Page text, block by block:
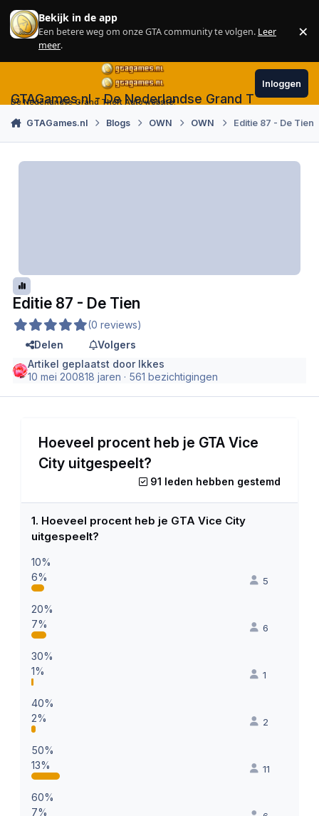
Skip to content
Bekijk in de app
Een betere weg om onze GTA community te volgen. Leer
meer.
×
GTAGames.nl - De Nederlandse Grand Theft Auto
De Nederlandse Grand Theft Auto website!
Inloggen
GTAGames.nl Blogs OWN OWN Editie 87 - De Tien
Editie 87 - De Tien
(0 reviews)
Delen
Volgers
Artikel geplaatst door Ikkes
10 mei 200818 jaren · 561 bezichtigingen
Hoeveel procent heb je GTA Vice
City uitgespeelt?
91 leden hebben gestemd
1. Hoeveel procent heb je GTA Vice City
uitgespeelt?
10%
6%
5
20%
7%
6
30%
1%
1
40%
2%
2
50%
13%
11
60%
7%